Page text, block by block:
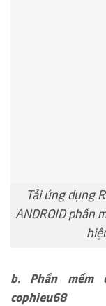
Tải ứng dụng
ANDROID phần
b. Phần mềm
cophieu68